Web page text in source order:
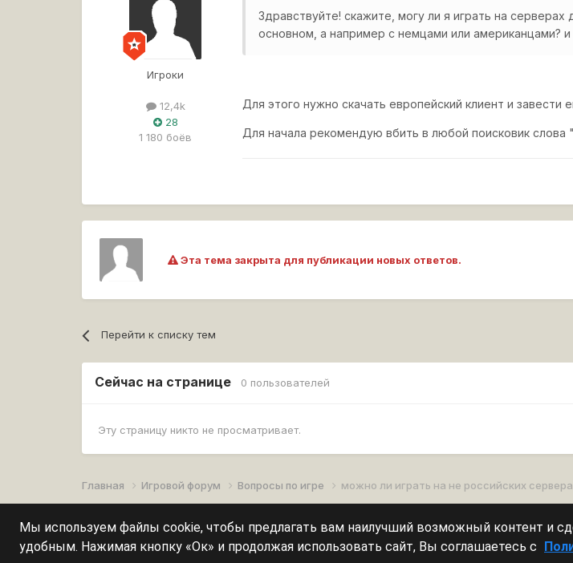
Игроки
12,4k
28
1 180 боёв
Здравствуйте! скажите, могу ли я играть на
основном, а например с немцами или американцами?
Для этого нужно скачать европейский клиент и завести
Для начала рекомендую вбить в любой поисковик слова
Эта тема закрыта для публикации новых ответов.
Перейти к списку тем
Сейчас на странице 0 пользователей
Эту страницу никто не просматривает.
Главная Игровой форум Вопросы по игре можно ли играть на не российских
Powered by
Мы используем файлы cookie, чтобы предлагать вам наилучший возможный контент и
удобным. Нажимая кнопку «Ок» и продолжая использовать сайт, Вы соглашаетесь с